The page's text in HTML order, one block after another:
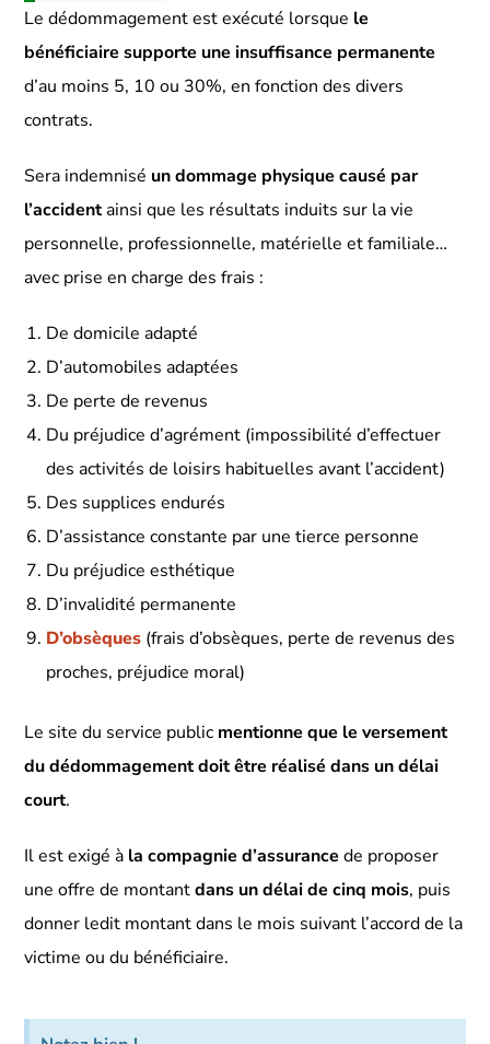
Le dédommagement est exécuté lorsque le
bénéficiaire supporte une insuffisance permanente
d’au moins 5, 10 ou 30%, en fonction des divers
contrats.
Sera indemnisé un dommage physique causé par
l’accidentainsi que les résultats induits sur la vie
personnelle, professionnelle, matérielle et familiale…
avec prise en charge des frais :
De domicile adapté
D’automobiles adaptées
De perte de revenus
Du préjudice d’agrément (impossibilité d’effectuer
des activités de loisirs habituelles avant l’accident)
Des supplices endurés
D’assistance constante par une tierce personne
Du préjudice esthétique
D’invalidité permanente
D’obsèques (frais d’obsèques, perte de revenus des
proches, préjudice moral)
Le site du service public mentionne que le versement
du dédommagement doit être réalisé dans un délai
court.
Il est exigé à la compagnie d’assurance de proposer
une offre de montantdans un délai de cinq mois, puis
donner ledit montant dans le mois suivant l’accord de la
victime ou du bénéficiaire.